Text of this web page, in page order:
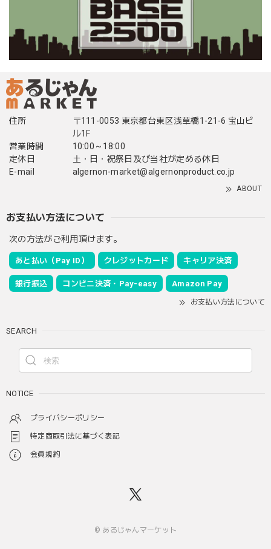
住所
〒111-0053 東京都台東区浅草橋1-21-6 宝山ビ
ル1F
営業時間
10:00～18:00
定休日
土・日・祝祭日及び当社が定める休日
E-mail
algernon-market@algernonproduct.co.jp
ABOUT
お支払い方法について
次の方法がご利用頂けます。
あと払い（Pay ID） クレジットカード キャリア決済
銀行振込 コンビニ決済・Pay-easy Amazon Pay
お支払い方法について
SEARCH
NOTICE
プライバシーポリシー
特定商取引法に基づく表記
会員規約
© あるじゃんマーケット